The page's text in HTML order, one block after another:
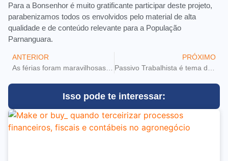
Para a Bonsenhor é muito gratificante participar deste projeto,
parabenizamos todos os envolvidos pelo material de alta
qualidade e de conteúdo relevante para a População
Parnanguara.
ANTERIOR
As férias foram maravilhosas? Então não deixe o Leão acabar com a sua alegria!
PRÓXIMO
Passivo Trabalhista é tema de palestra na Bonsenhor
Isso pode te interessar: